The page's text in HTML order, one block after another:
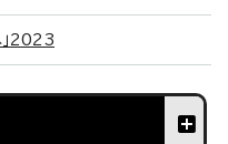
」2023